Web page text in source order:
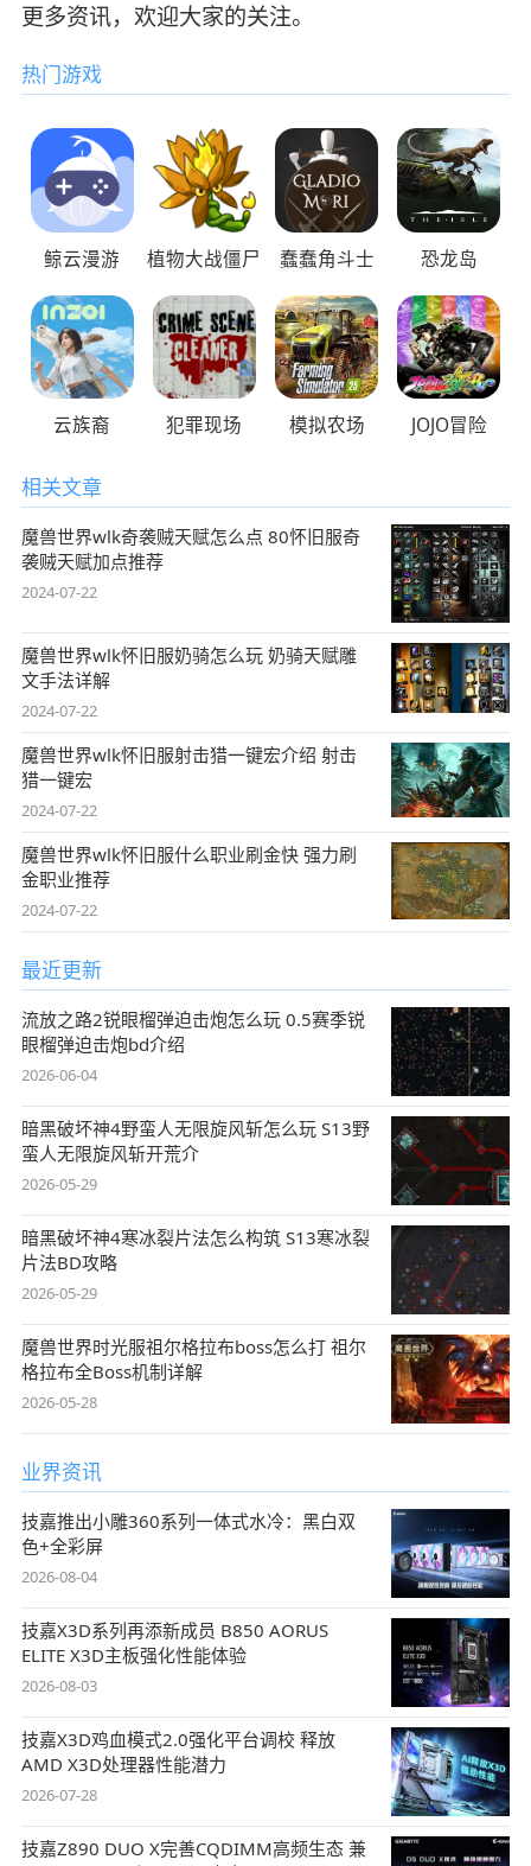
更多资讯，欢迎大家的关注。
热门游戏
鲸云漫游 植物大战僵尸 蠢蠢角斗士 恐龙岛
云族裔 犯罪现场 模拟农场 JOJO冒险
相关文章
魔兽世界wlk奇袭贼天赋怎么点 80怀旧服奇
袭贼天赋加点推荐
2024-07-22
魔兽世界wlk怀旧服奶骑怎么玩 奶骑天赋雕
文手法详解
2024-07-22
魔兽世界wlk怀旧服射击猎一键宏介绍 射击
猎一键宏
2024-07-22
魔兽世界wlk怀旧服什么职业刷金快 强力刷
金职业推荐
2024-07-22
最近更新
流放之路2锐眼榴弹迫击炮怎么玩 0.5赛季锐
眼榴弹迫击炮bd介绍
2026-06-04
暗黑破坏神4野蛮人无限旋风斩怎么玩 S13野
蛮人无限旋风斩开荒介
2026-05-29
暗黑破坏神4寒冰裂片法怎么构筑 S13寒冰裂
片法BD攻略
2026-05-29
魔兽世界时光服祖尔格拉布boss怎么打 祖尔
格拉布全Boss机制详解
2026-05-28
业界资讯
技嘉推出小雕360系列一体式水冷：黑白双
色+全彩屏
2026-08-04
技嘉X3D系列再添新成员 B850 AORUS
ELITE X3D主板强化性能体验
2026-08-03
技嘉X3D鸡血模式2.0强化平台调校 释放
AMD X3D处理器性能潜力
2026-07-28
技嘉Z890 DUO X完善CQDIMM高频生态 兼